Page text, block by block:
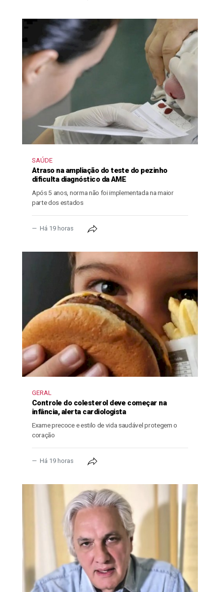
SAÚDE
Atraso na ampliação do teste do pezinho
dificulta diagnóstico da AME
Após 5 anos, norma não foi implementada na maior
parte dos estados
Há 19 horas
GERAL
Controle do colesterol deve começar na
infância, alerta cardiologista
Exame precoce e estilo de vida saudável protegem o
coração
Há 19 horas